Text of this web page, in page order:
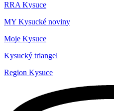
RRA Kysuce
MY Kysucké noviny
Moje Kysuce
Kysucký triangel
Region Kysuce